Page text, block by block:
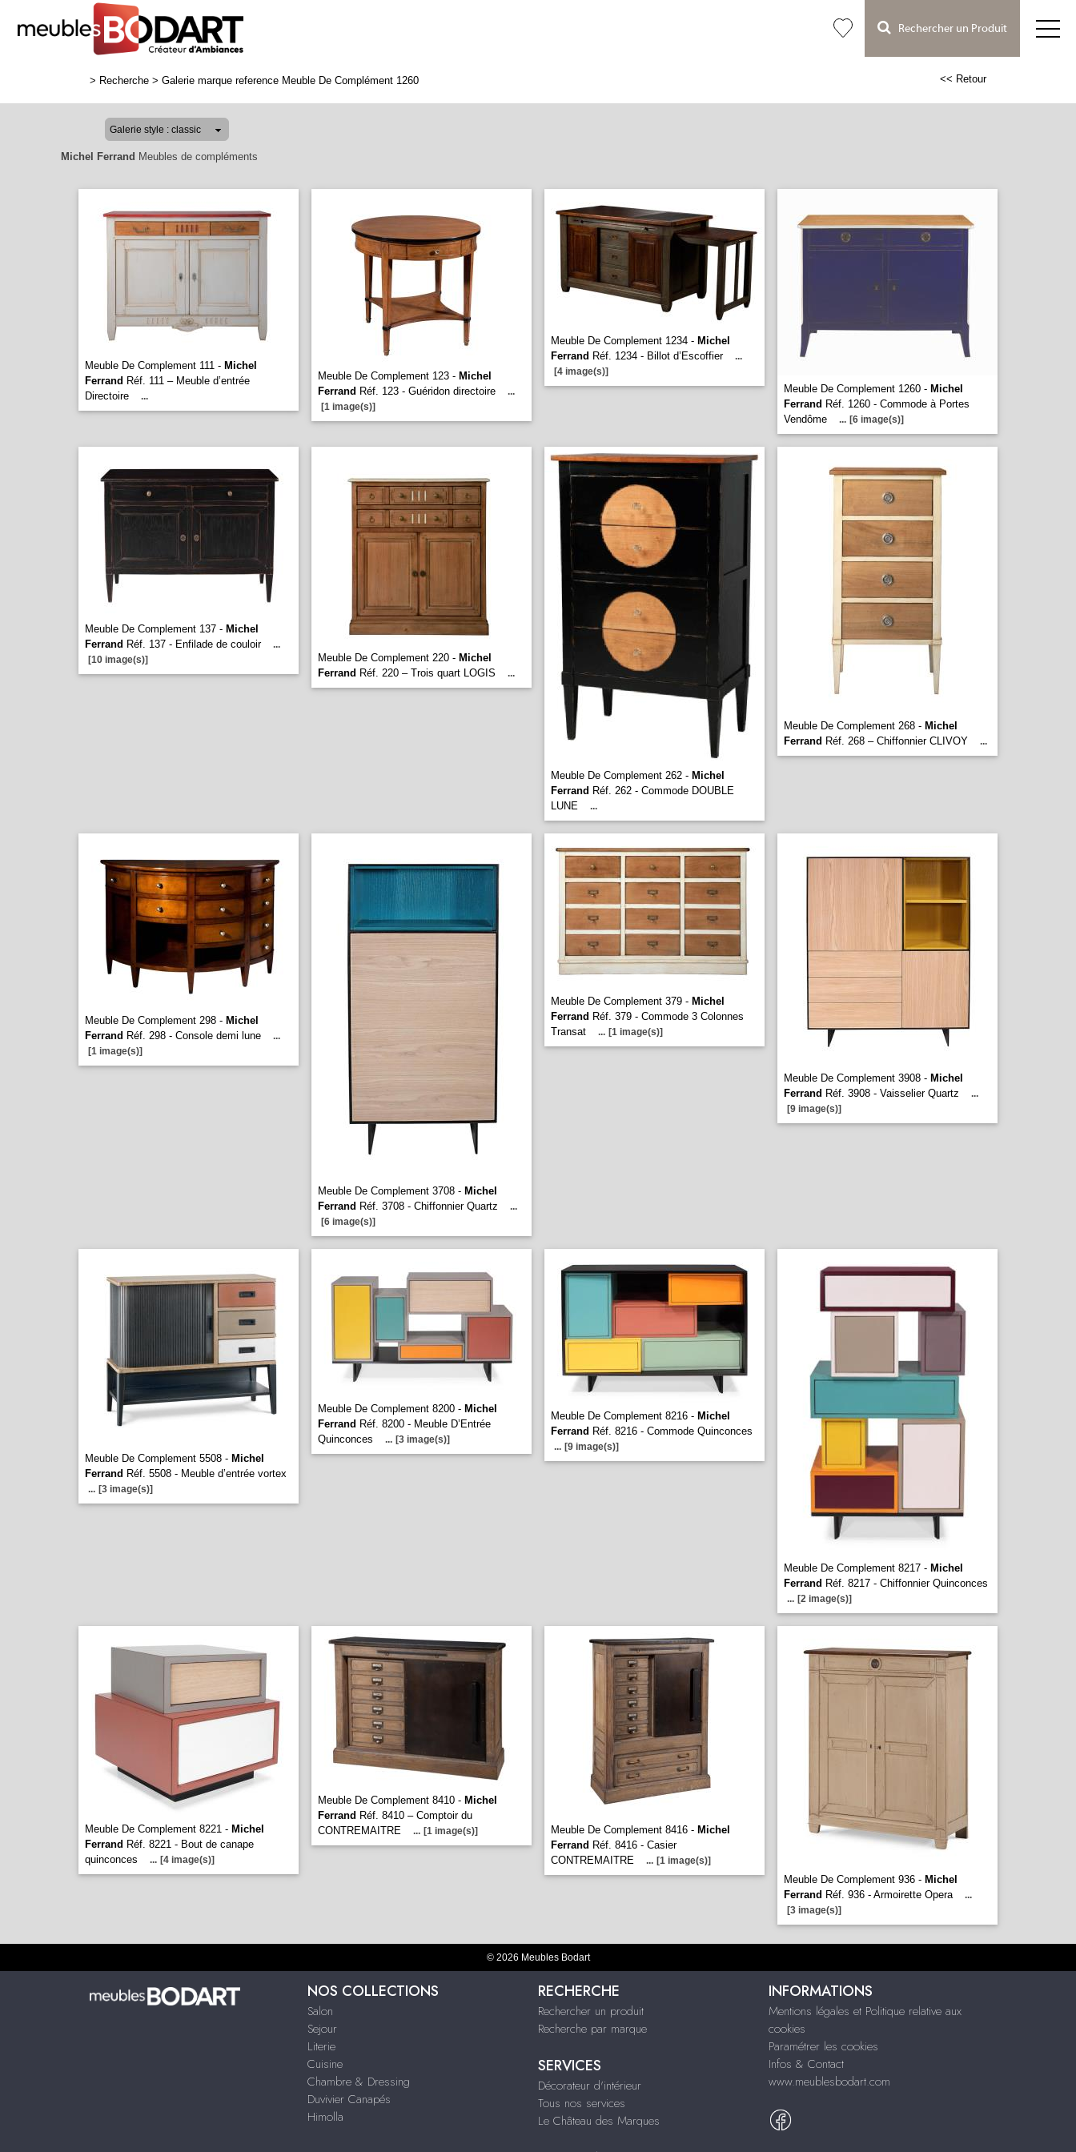
Rechercher un Produit
> Recherche > Galerie marque reference Meuble De Complément 1260 << Retour
Michel Ferrand Meubles de compléments
Meuble De Complement 111 - Michel
Ferrand Réf. 111 – Meuble d’entrée
Directoire
...
Meuble De Complement 123 - Michel
Ferrand Réf. 123 - Guéridon directoire
...
[1 image(s)]
Meuble De Complement 1234 - Michel
Ferrand Réf. 1234 - Billot d’Escoffier
...
[4 image(s)]
Meuble De Complement 1260 - Michel
Ferrand Réf. 1260 - Commode à Portes
Vendôme
... [6 image(s)]
Meuble De Complement 137 - Michel
Ferrand Réf. 137 - Enfilade de couloir
...
[10 image(s)]
Meuble De Complement 220 - Michel
Ferrand Réf. 220 – Trois quart LOGIS ...
Meuble De Complement 262 - Michel
Ferrand Réf. 262 - Commode DOUBLE
LUNE
...
Meuble De Complement 268 - Michel
Ferrand Réf. 268 – Chiffonnier CLIVOY ...
Meuble De Complement 298 - Michel
Ferrand Réf. 298 - Console demi lune
...
[1 image(s)]
Meuble De Complement 3708 - Michel
Ferrand Réf. 3708 - Chiffonnier Quartz
...
[6 image(s)]
Meuble De Complement 379 - Michel
Ferrand Réf. 379 - Commode 3 Colonnes
Transat
... [1 image(s)]
Meuble De Complement 3908 - Michel
Ferrand Réf. 3908 - Vaisselier Quartz
...
[9 image(s)]
Meuble De Complement 5508 - Michel
Ferrand Réf. 5508 - Meuble d’entrée vortex
... [3 image(s)]
Meuble De Complement 8200 - Michel
Ferrand Réf. 8200 - Meuble D’Entrée
Quinconces
... [3 image(s)]
Meuble De Complement 8216 - Michel
Ferrand Réf. 8216 - Commode Quinconces
... [9 image(s)]
Meuble De Complement 8217 - Michel
Ferrand Réf. 8217 - Chiffonnier Quinconces
... [2 image(s)]
Meuble De Complement 8221 - Michel
Ferrand Réf. 8221 - Bout de canape
quinconces
... [4 image(s)]
Meuble De Complement 8410 - Michel
Ferrand Réf. 8410 – Comptoir du
CONTREMAITRE
... [1 image(s)] Meuble De Complement 8416 - Michel
Ferrand Réf. 8416 - Casier
CONTREMAITRE
... [1 image(s)]
Meuble De Complement 936 - Michel
Ferrand Réf. 936 - Armoirette Opera
...
[3 image(s)]
© 2026 Meubles Bodart
NOS COLLECTIONS
Salon
Sejour
Literie
Cuisine
Chambre & Dressing
Duvivier Canapés
Himolla
RECHERCHE
Rechercher un produit
Recherche par marque
SERVICES
Décorateur d'intérieur
Tous nos services
Le Château des Marques
INFORMATIONS
Mentions légales et Politique relative aux
cookies
Paramétrer les cookies
Infos & Contact
www.meublesbodart.com